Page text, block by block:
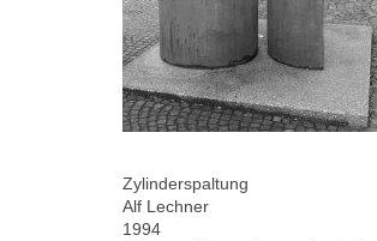
Zylinderspaltung
Alf Lechner
1994